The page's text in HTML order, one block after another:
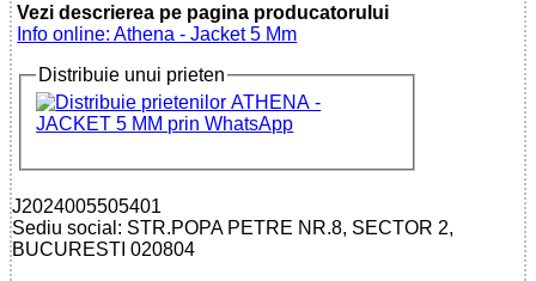
Vezi descrierea pe pagina producatorului
Info online: Athena - Jacket 5 Mm
Distribuie unui prieten
J2024005505401
Sediu social: STR.POPA PETRE NR.8, SECTOR 2,
BUCURESTI 020804